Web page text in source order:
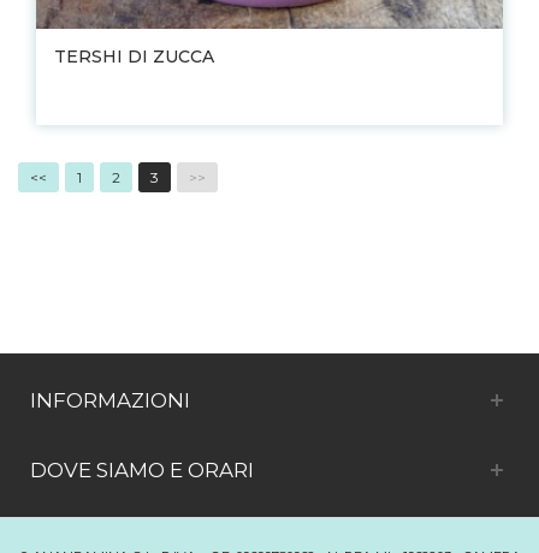
TERSHI DI ZUCCA
<< 1 2 3 >>
INFORMAZIONI
DOVE SIAMO E ORARI